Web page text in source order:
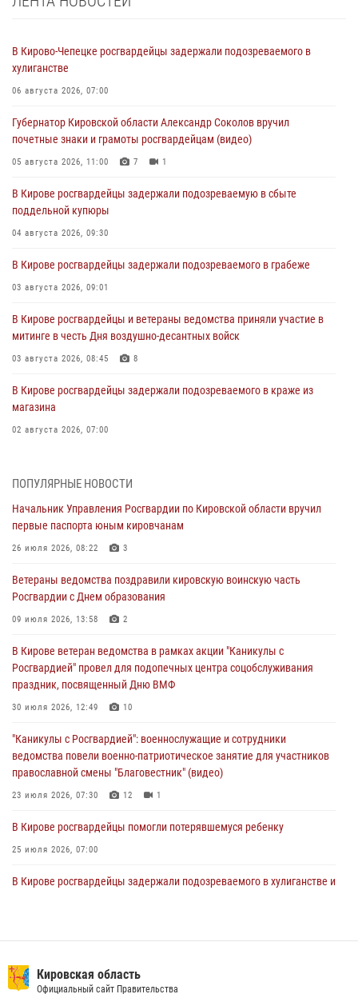
В Кирово-Чепецке росгвардейцы задержали подозреваемого в
хулиганстве
06 августа 2026, 07:00
Губернатор Кировской области Александр Соколов вручил
почетные знаки и грамоты росгвардейцам (видео)
05 августа 2026, 11:00 7 1
В Кирове росгвардейцы задержали подозреваемую в сбыте
поддельной купюры
04 августа 2026, 09:30
В Кирове росгвардейцы задержали подозреваемого в грабеже
03 августа 2026, 09:01
В Кирове росгвардейцы и ветераны ведомства приняли участие в
митинге в честь Дня воздушно-десантных войск
03 августа 2026, 08:45 8
В Кирове росгвардейцы задержали подозреваемого в краже из
магазина
02 августа 2026, 07:00
Российской Федерации
В Росгвардии вспоминают российских воинов, погибших в Первой
мировой войне 1914-1918 годов
В Кирове офицер Росгвардии стал победителем открытого
шахматного турнира
Директор Росгвардии Герой России генерал армии Виктор Золотов
поздравил специалистов подразделений тыла с профессиональным
праздником
ПОПУЛЯРНЫЕ НОВОСТИ
Начальник Управления Росгвардии по Кировской области вручил
первые паспорта юным кировчанам
26 июля 2026, 08:22 3
Ветераны ведомства поздравили кировскую воинскую часть
Росгвардии с Днем образования
09 июля 2026, 13:58 2
В Кирове ветеран ведомства в рамках акции "Каникулы с
Росгвардией" провел для подопечных центра соцобслуживания
праздник, посвященный Дню ВМФ
30 июля 2026, 12:49 10
"Каникулы с Росгвардией": военнослужащие и сотрудники
ведомства повели военно-патриотическое занятие для участников
православной смены "Благовестник" (видео)
23 июля 2026, 07:30 12 1
В Кирове росгвардейцы помогли потерявшемуся ребенку
25 июля 2026, 07:00
В Кирове росгвардейцы задержали подозреваемого в хулиганстве и
вневедомственную охрану и поступления в ведомственные вузы
22 июля 2026, 14:51 1 2
Кировская область
Официальный сайт Правительства